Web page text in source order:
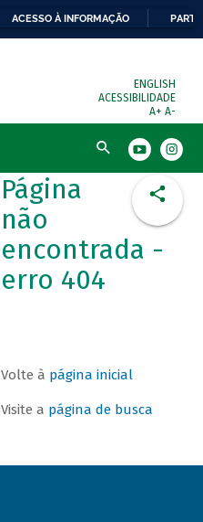
ACESSO À INFORMAÇÃO
ENGLISH
ACESSIBILIDADE
A+ A-
Busca
Página
não
encontrada -
erro 404
Volte à página inicial
Visite a página de busca